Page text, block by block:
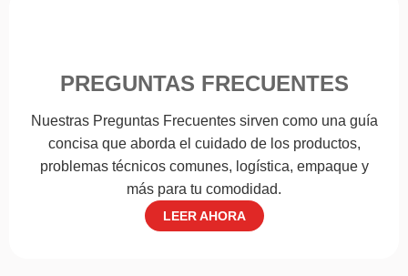
PREGUNTAS FRECUENTES
Nuestras Preguntas Frecuentes sirven como una guía
concisa que aborda el cuidado de los productos,
problemas técnicos comunes, logística, empaque y
más para tu comodidad.
LEER AHORA